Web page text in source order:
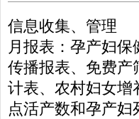
信息收集、管理
月报表：孕产妇
传播报表、免费产
计表、农村妇女增
点活产数和孕产